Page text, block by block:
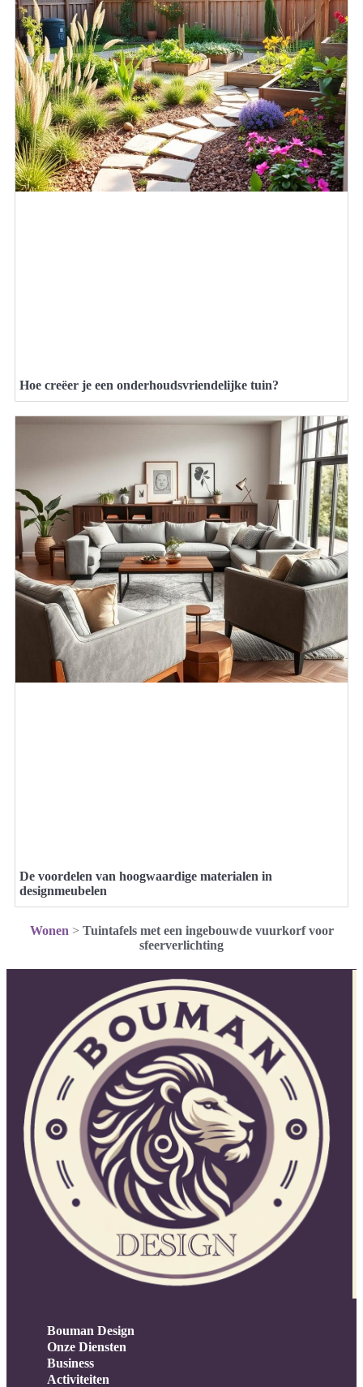
Hoe creëer je een onderhoudsvriendelijke tuin?
De voordelen van hoogwaardige materialen in
designmeubelen
Wonen > Tuintafels met een ingebouwde vuurkorf voor
sfeerverlichting
Bouman Design
Onze Diensten
Business
Activiteiten